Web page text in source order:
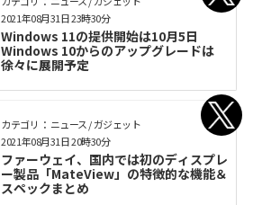
Windows 11の提供開始は10月5日
Windows 10からのアップグレードは
徐々に展開予定
2021年08月31日 23時30分
カテゴリ： ニュース / ガジェット
ファーウェイ、国内では初のディスプレ
ー製品「MateView」の特徴的な機能＆
スペックまとめ
2021年08月31日 20時30分